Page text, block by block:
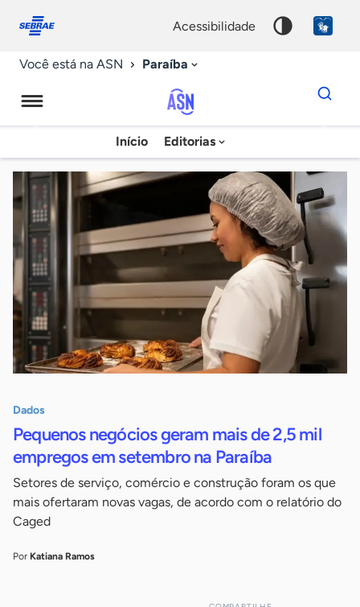
conosco
acessibilidade
Você está na ASN Paraíba
Agência
Sebrae
de
Notícias
Início Editorias
Dados
para
chave
Dados
Pequenos negócios geram mais de 2,5 mil
empregos em setembro na Paraíba
Setores de serviço, comércio e construção foram os que
mais ofertaram novas vagas, de acordo com o relatório do
Caged
Por Katiana Ramos